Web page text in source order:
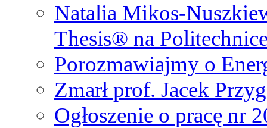
Natalia Mikos-
Thesis® na
Porozmawiajmy o
Zmarł prof. Jacek
Ogłoszenie o pracę nr